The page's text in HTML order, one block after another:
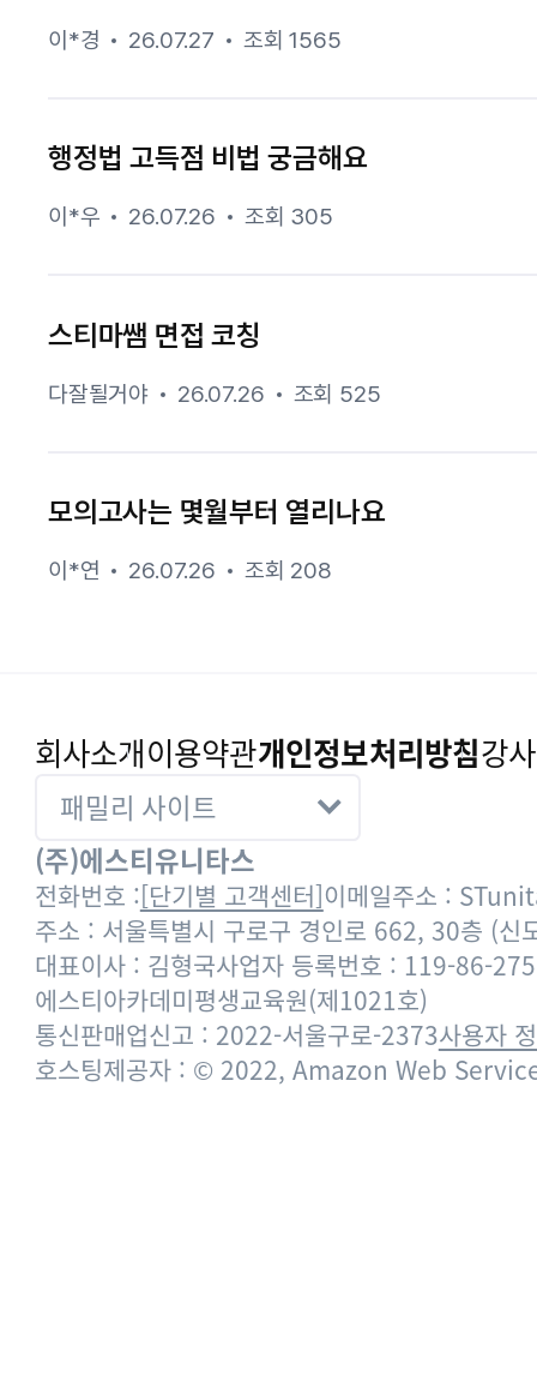
이*경 26.07.27 조회 1565
행정법 고득점 비법 궁금해요
이*우 26.07.26 조회 305
스티마쌤 면접 코칭
다잘될거야 26.07.26 조회 525
모의고사는 몇월부터 열리나요
이*연 26.07.26 조회 208
회사소개이용약관개인정보처리방침강
(주)에스티유니타스
전화번호 :[단기별 고객센터]이메일주소 :
주소 : 서울특별시 구로구 경인로 662, 30층 (신
대표이사 : 김형국사업자 등록번호 : 119-86-
에스티아카데미평생교육원(제1021호)
통신판매업신고 : 2022-서울구로-2373사용자
호스팅제공자 : © 2022, Amazon Web